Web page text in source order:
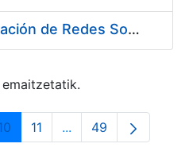
Servicio de Dinamización de Redes Sociales
Pages Use TAB to
OrrialdeaOrrialdea
11 ...Intermediate Pages
Orrialdea
49